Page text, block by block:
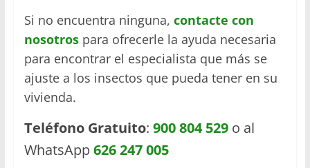
Si no encuentra ninguna, contacte con
nosotrospara ofrecerle la ayuda necesaria
para encontrar el especialista que más se
ajuste a los insectos que pueda tener en su
vivienda.
Teléfono Gratuito: 900 804 529o al
WhatsApp 626 247 005